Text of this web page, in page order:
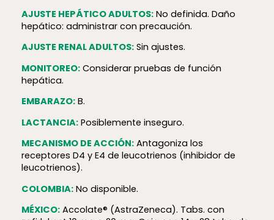
AJUSTE HEPÁTICO ADULTOS:No definida. Daño
hepático: administrar con precaución.
AJUSTE RENAL ADULTOS:Sin ajustes.
MONITOREO:Considerar pruebas de función
hepática.
EMBARAZO:B.
LACTANCIA:Posiblemente inseguro.
MECANISMO DE ACCIÓN:Antagoniza los
receptores D4 y E4 de leucotrienos (inhibidor de
leucotrienos).
COLOMBIA:No disponible.
MÉXICO:Accolate® (AstraZeneca). Tabs. con